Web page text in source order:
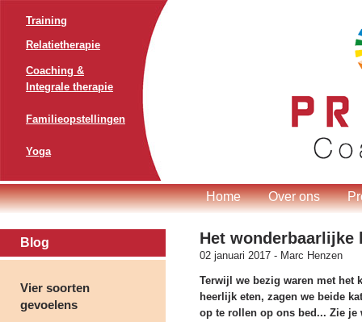
Training
Relatietherapie
Coaching &
Integrale therapie
Familieopstellingen
Yoga
Home Over ons
Blog
Vier soorten
gevoelens
Het wonderbaarlijke
02 januari 2017 - Marc Henzen
Terwijl we bezig waren met het
heerlijk eten, zagen we beide
op te rollen op ons bed... Zie je